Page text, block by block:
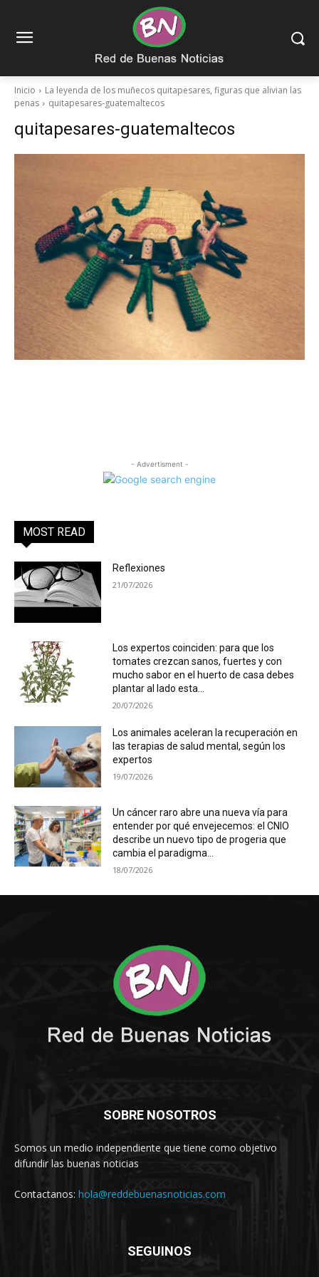
Inicio
La leyenda de los muñecos quitapesares, figuras que alivian las
penas
quitapesares-guatemaltecos
quitapesares-guatemaltecos
- Advertisment -
MOST READ
Reflexiones
21/07/2026
Los expertos coinciden: para que los
tomates crezcan sanos, fuertes y con
mucho sabor en el huerto de casa debes
plantar al lado esta...
20/07/2026
Los animales aceleran la recuperación en
las terapias de salud mental, según los
expertos
19/07/2026
Un cáncer raro abre una nueva vía para
entender por qué envejecemos: el CNIO
describe un nuevo tipo de progeria que
cambia el paradigma...
18/07/2026
SOBRE NOSOTROS
Somos un medio independiente que tiene como objetivo
difundir las buenas noticias
Contactanos: hola@reddebuenasnoticias.com
SEGUINOS